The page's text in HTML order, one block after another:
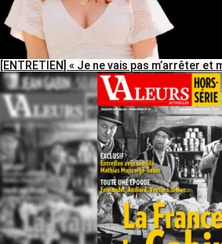
[ENTRETIEN] « Je ne vais pas m’arrêter et